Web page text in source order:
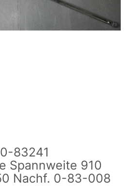
83241
Spannweite 910
Nachf. 0-83-008